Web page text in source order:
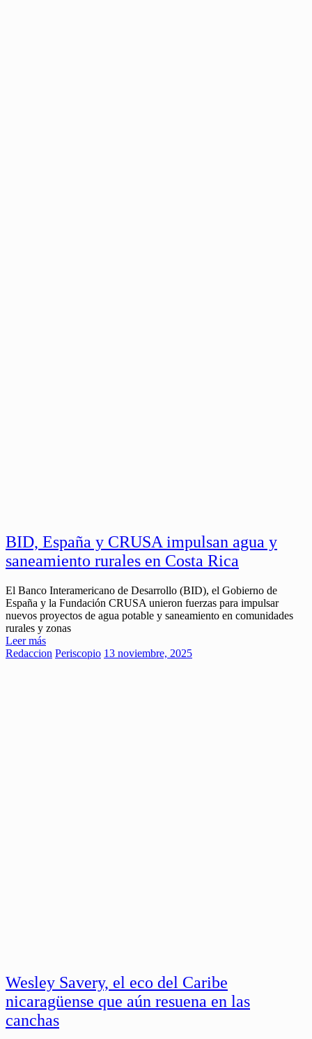
BID, España y CRUSA impulsan agua y
saneamiento rurales en Costa Rica
El Banco Interamericano de Desarrollo (BID), el Gobierno de
España y la Fundación CRUSA unieron fuerzas para impulsar
nuevos proyectos de agua potable y saneamiento en comunidades
rurales y zonas
Leer más
Redaccion Periscopio 13 noviembre, 2025
Wesley Savery, el eco del Caribe
nicaragüense que aún resuena en las
canchas